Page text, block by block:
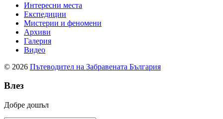
Интересни места
Експедиции
Мистерии и феномени
Архиви
Галерия
Видео
© 2026 Пътеводител на Забравената България
Влез
Добре дошъл